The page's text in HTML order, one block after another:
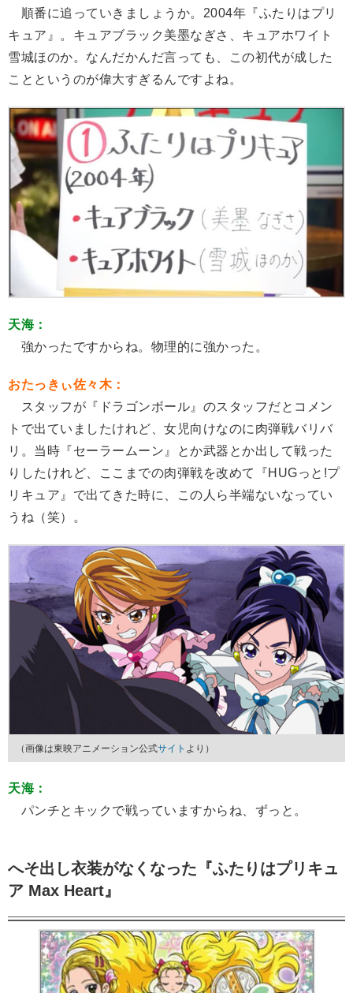
順番に追っていきましょうか。2004年『ふたりはプリ
キュア』。キュアブラック美墨なぎさ、キュアホワイト
雪城ほのか。なんだかんだ言っても、この初代が成した
ことというのが偉大すぎるんですよね。
天海：
強かったですからね。物理的に強かった。
おたっきぃ佐々木：
スタッフが『ドラゴンボール』のスタッフだとコメン
トで出ていましたけれど、女児向けなのに肉弾戦バリバ
リ。当時『セーラームーン』とか武器とか出して戦った
りしたけれど、ここまでの肉弾戦を改めて『HUGっと!プ
リキュア』で出てきた時に、この人ら半端ないなってい
うね（笑）。
（画像は東映アニメーション公式サイト より）
天海：
パンチとキックで戦っていますからね、ずっと。
へそ出し衣装がなくなった『ふたりはプリキュ
ア Max Heart』